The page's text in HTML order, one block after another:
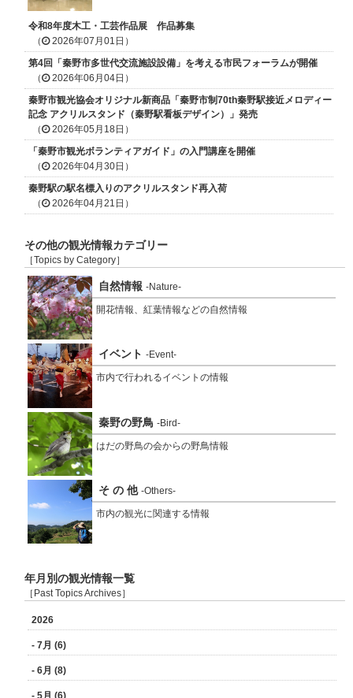
令和8年度木工・工芸作品展 作品募集
（
2026年07月01日）
第4回「秦野市多世代交流施設設備」を考える市民フォーラムが開催
（
2026年06月04日）
秦野市観光協会オリジナル新商品「秦野市制70th秦野駅接近メロディー
記念 アクリルスタンド（秦野駅看板デザイン）」発売
（
2026年05月18日）
「秦野市観光ボランティアガイド」の入門講座を開催
（
2026年04月30日）
秦野駅の駅名標入りのアクリルスタンド再入荷
（
2026年04月21日）
その他の観光情報カテゴリー
［Topics by Category］
自然情報 -Nature-
開花情報、紅葉情報などの自然情報
イベント -Event-
市内で行われるイベントの情報
秦野の野鳥 -Bird-
はだの野鳥の会からの野鳥情報
そ の 他 -Others-
市内の観光に関連する情報
年月別の観光情報一覧
［Past Topics Archives］
2026
- 7月 (6)
- 6月 (8)
- 5月 (6)